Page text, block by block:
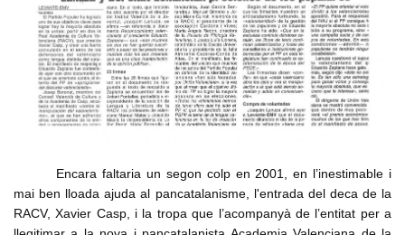
Encara faltaria un segon colp en 2001, en l’inestimable i
mai ben lloada ajuda al pancatalanisme, l'entrada del deca de la
RACV, Xavier Casp, i la tropa que l’acompanyà de l’entitat per a